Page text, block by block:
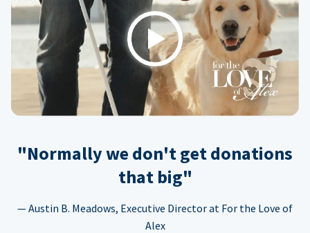
Play
"Normally we don't get donations
that big"
— Austin B. Meadows, Executive Director at For the Love of
Alex